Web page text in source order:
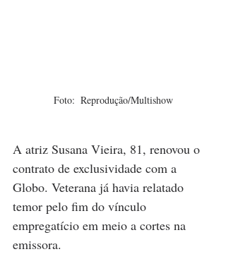
Foto:  Reprodução/Multishow
A atriz Susana Vieira, 81, renovou o
contrato de exclusividade com a
Globo. Veterana já havia relatado
temor pelo fim do vínculo
empregatício em meio a cortes na
emissora.